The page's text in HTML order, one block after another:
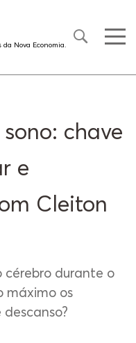
Nova Economia.
chave
e
Cleiton
cérebro durante o
máximo os